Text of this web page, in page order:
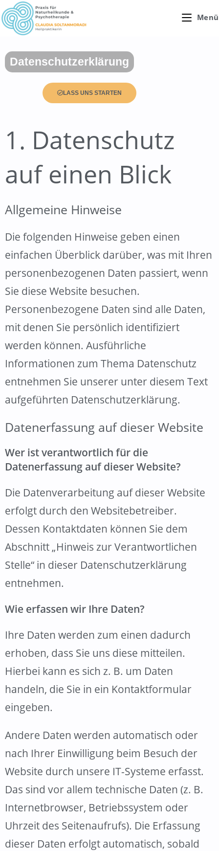
Menü
Datenschutzerklärung
LASS UNS STARTEN
1. Datenschutz
auf einen Blick
Allgemeine Hinweise
Die folgenden Hinweise geben einen
einfachen Überblick darüber, was mit Ihren
personenbezogenen Daten passiert, wenn
Sie diese Website besuchen.
Personenbezogene Daten sind alle Daten,
mit denen Sie persönlich identifiziert
werden können. Ausführliche
Informationen zum Thema Datenschutz
entnehmen Sie unserer unter diesem Text
aufgeführten Datenschutzerklärung.
Datenerfassung auf dieser Website
Wer ist verantwortlich für die
Datenerfassung auf dieser Website?
Die Datenverarbeitung auf dieser Website
erfolgt durch den Websitebetreiber.
Dessen Kontaktdaten können Sie dem
Abschnitt „Hinweis zur Verantwortlichen
Stelle“ in dieser Datenschutzerklärung
entnehmen.
Wie erfassen wir Ihre Daten?
Ihre Daten werden zum einen dadurch
erhoben, dass Sie uns diese mitteilen.
Hierbei kann es sich z. B. um Daten
handeln, die Sie in ein Kontaktformular
eingeben.
Andere Daten werden automatisch oder
nach Ihrer Einwilligung beim Besuch der
Website durch unsere IT-Systeme erfasst.
Das sind vor allem technische Daten (z. B.
Internetbrowser, Betriebssystem oder
Uhrzeit des Seitenaufrufs). Die Erfassung
dieser Daten erfolgt automatisch, sobald